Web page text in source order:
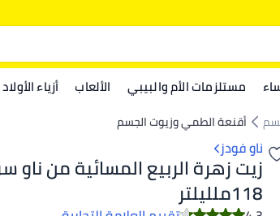
مستلزمات الأم والبيبي الألعاب أزياء الأولاد
أقنعة الطمي وزيوت الجسم
ناو فودز
زيت زهرة
118ملليلتر